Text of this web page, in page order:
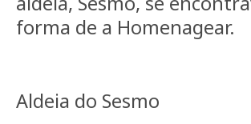
forma de a Homenagear.
Aldeia do Sesmo